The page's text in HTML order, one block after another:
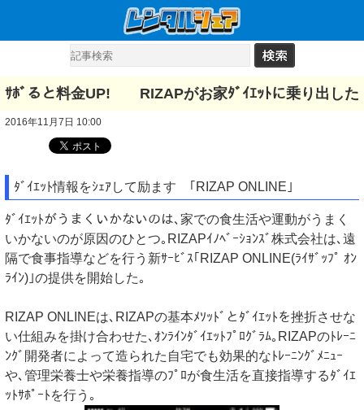
ｻﾎﾞると料金UP! RIZAPがお家ﾀﾞｲｴｯﾄに乗り出した
2016年11月7日 10:00
ﾀﾞｲｴｯﾄ情報をｼｪｱして励ます ｢RIZAP ONLINE｣
ﾀﾞｲｴｯﾄがうまくいかないのは､家での食生活や運動がうまく
いかないのが原因のひとつ｡RIZAPｲﾉﾍﾞｰｼｮﾝｽﾞ株式会社は､遠
隔で食事指導などを行う新ｻｰﾋﾞｽ｢RIZAP ONLINE(ﾗｲｻﾞｯﾌﾟ ｵﾝ
ﾗｲﾝ)｣の提供を開始した｡
RIZAP ONLINEは､RIZAPの基本ﾒｿｯﾄﾞとﾀﾞｲｴｯﾄを挫折させな
い仕組みを掛け合わせた､ｵﾝﾗｲﾝﾀﾞｲｴｯﾄﾌﾟﾛｸﾞﾗﾑ｡RIZAPのﾄﾚｰﾆ
ﾝｸﾞ開発者によって造られた自宅でも効果的なﾄﾚｰﾆﾝｸﾞﾒﾆｭｰ
や､管理栄養士や栄養指導のﾌﾟﾛが食生活を直接指導するﾀﾞｲｴ
ｯﾄｻﾎﾟｰﾄを行う｡